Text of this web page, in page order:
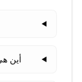
أين